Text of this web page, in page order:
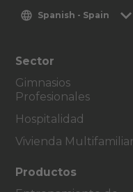
Spanish - Spain
Sector
Gimnasios
Profesionales
Hospitalidad
Vivienda Multifamiliar
Productos